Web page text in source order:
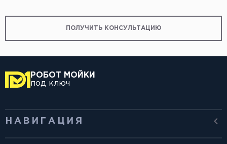
ПОЛУЧИТЬ КОНСУЛЬТАЦИЮ
РОБОТ МОЙКИ
под ключ
НАВИГАЦИЯ